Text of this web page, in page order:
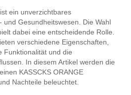
ein unverzichtbares
und Gesundheitswesen. Die Wahl
dabei eine entscheidende Rolle.
verschiedene Eigenschaften,
Funktionalität und die
In diesem Artikel werden die
KASSCKS ORANGE
Nachteile beleuchtet.